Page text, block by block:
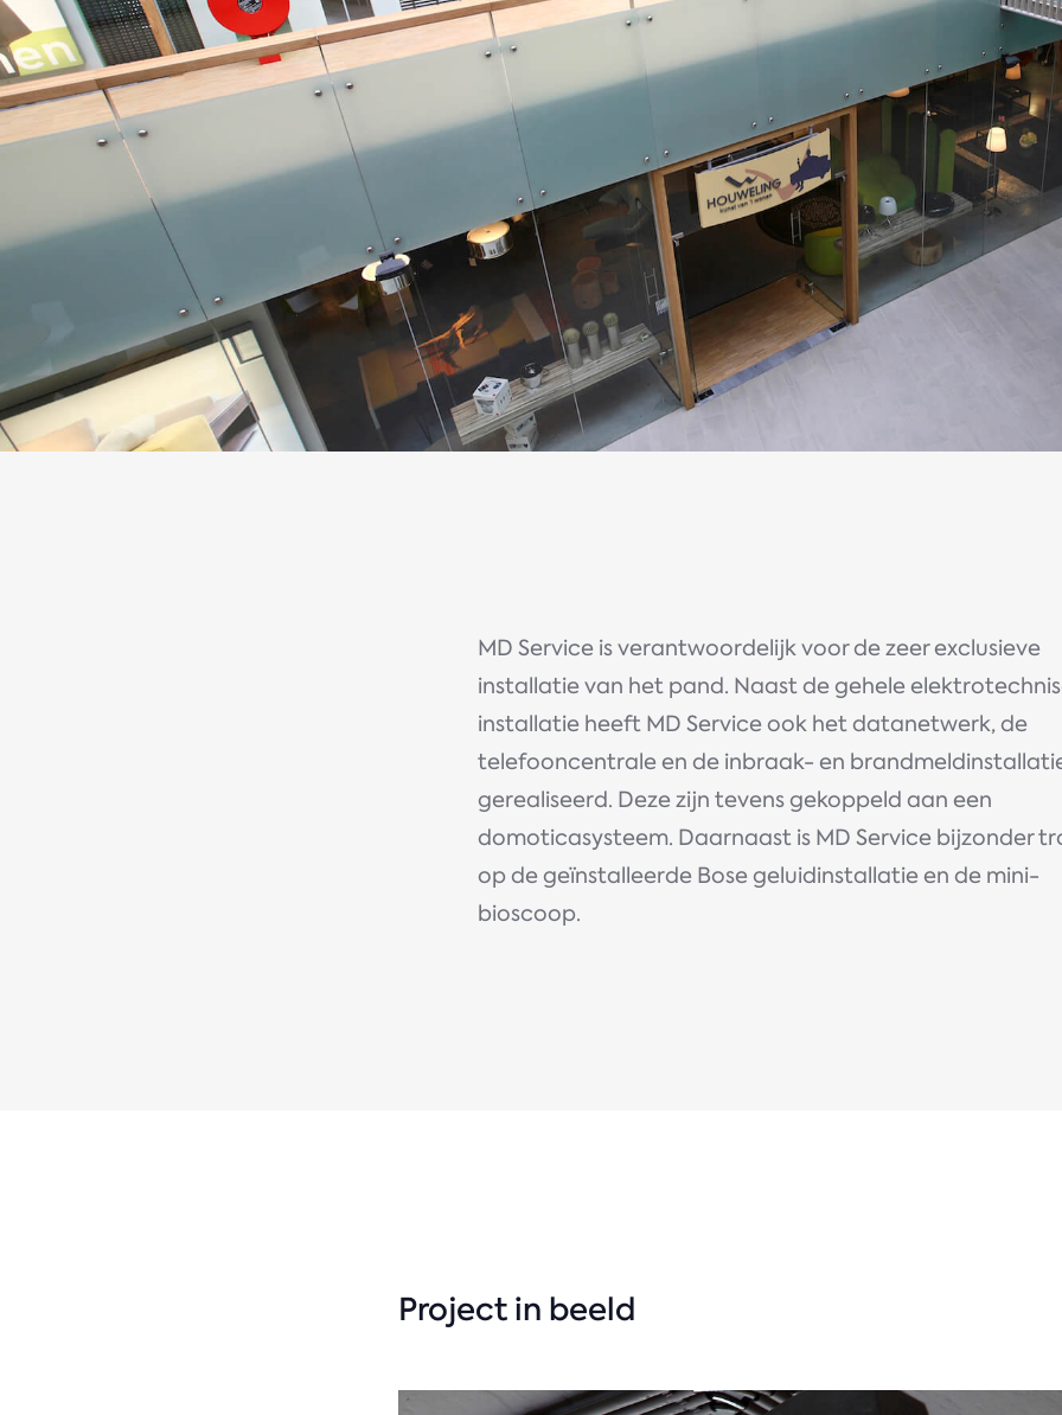
MD Service is verantwoordelijk voor de zeer exclusieve
installatie van het pand. Naast de gehele
installatie heeft MD Service ook het datanetwerk, de
telefooncentrale en de inbraak- en
gerealiseerd. Deze zijn tevens gekoppeld aan een
domoticasysteem. Daarnaast is MD Service bijzonder
op de geïnstalleerde Bose geluidinstallatie en de mini-
bioscoop.
Project in beeld